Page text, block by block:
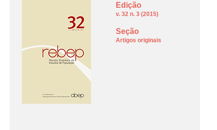
Edição
v. 32 n. 3 (2015)
Seção
Artigos originais